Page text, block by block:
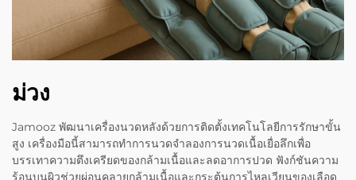
ม่วง
Jamooz พัฒนาเครื่องนวดหลังด้วยการติดตั้งเทคโนโลยีการรักษาขั้น
สูง เครื่องมือนี้สามารถทำการนวดจำลองการนวดเนื้อเยื่อลึกเพื่อ
บรรเทาความตึงเครียดของกล้ามเนื้อและลดอาการปวด ฟังก์ชันความ
ร้อนบนผิวช่วยผ่อนคลายกล้ามเนื้อและกระตุ้นการไหลเวียนของเลือด